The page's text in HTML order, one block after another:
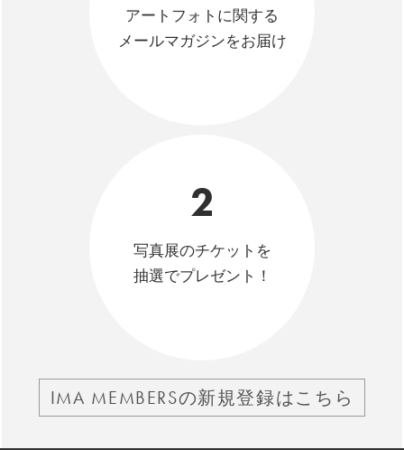
アートフォトに関する
メールマガジンをお届け
2
写真展のチケットを
抽選でプレゼント！
IMA MEMBERSの新規登録はこちら